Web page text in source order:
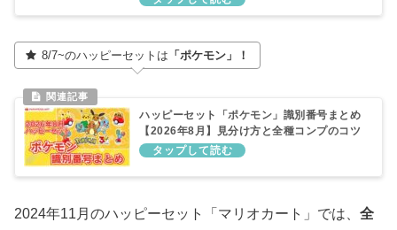
8/7~のハッピーセットは 「ポケモン」！
ハッピーセット「ポケモン」識別番号まとめ
【2026年8月】見分け方と全種コンプのコツ
2024年11月のハッピーセット「マリオカート」では、 全